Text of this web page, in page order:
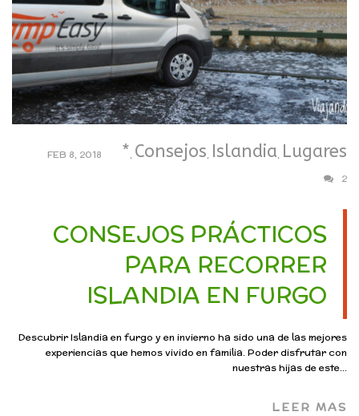
*, Consejos, Islandia, Lugares
FEB 8, 2018
2
CONSEJOS PRÁCTICOS
PARA RECORRER
ISLANDIA EN FURGO
Descubrir Islandia en furgo y en invierno ha sido una de las mejores
experiencias que hemos vivido en familia. Poder disfrutar con
nuestras hijas de este...
LEER MAS